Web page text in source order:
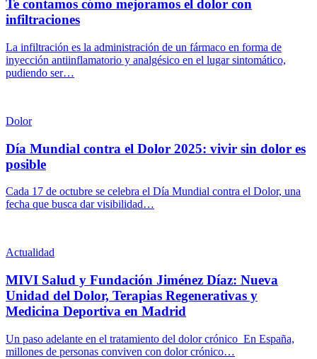
Te contamos cómo mejoramos el dolor con
infiltraciones
La infiltración es la administración de un fármaco en forma de
inyección antiinflamatorio y analgésico en el lugar sintomático,
pudiendo ser…
Dolor
Día Mundial contra el Dolor 2025: vivir sin dolor es
posible
Cada 17 de octubre se celebra el Día Mundial contra el Dolor, una
fecha que busca dar visibilidad…
Actualidad
MIVI Salud y Fundación Jiménez Díaz: Nueva
Unidad del Dolor, Terapias Regenerativas y
Medicina Deportiva en Madrid
Un paso adelante en el tratamiento del dolor crónico En España,
millones de personas conviven con dolor crónico…